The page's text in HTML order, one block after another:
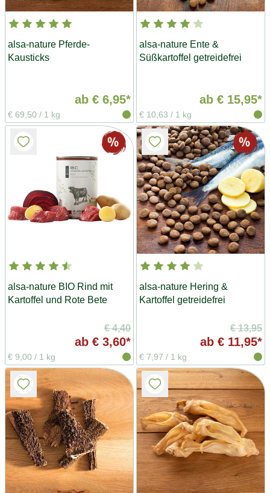
alsa-nature Pferde-
Kausticks
ab € 6,95*
€ 69,50 / 1 kg
alsa-nature Ente &
Süßkartoffel getreidefrei
ab € 15,95*
€ 10,63 / 1 kg
alsa-nature BIO Rind mit
Kartoffel und Rote Bete
€ 4,40
ab € 3,60*
€ 9,00 / 1 kg
alsa-nature Hering &
Kartoffel getreidefrei
€ 13,95
ab € 11,95*
€ 7,97 / 1 kg